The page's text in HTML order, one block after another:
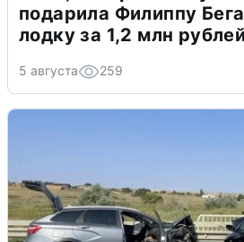
подарила Филиппу
лодку за 1,2 млн рублей
5 августа 259